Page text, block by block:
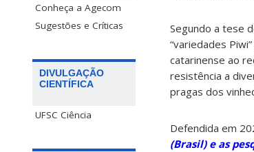
Conheça a Agecom
Sugestões e Críticas
DIVULGAÇÃO
CIENTÍFICA
UFSC Ciência
Segundo a tese
“variedades
catarinense ao
resistência a
pragas dos
Defendida em
(Brasil) e as